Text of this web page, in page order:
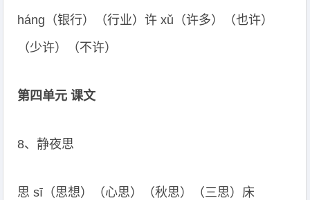
háng（银行）（行业）许 xǔ（许多）（也许）
（少许）（不许）
第四单元 课文
8、静夜思
思 sī（思想）（心思）（秋思）（三思）床